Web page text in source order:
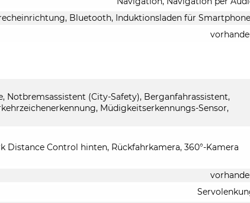
Bluetooth, Induktionsladen für
Notbremsassistent (City-Safety), Berganfahrassistent,
Müdigkeitserkennungs-Sensor,
Distance Control hinten, Rückfahrkamera, 360°-Kamera